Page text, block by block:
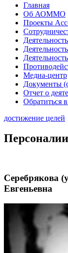
Главная
Об АОММО
Проекты
Медиа-центр
Документы
Отчет о
Обратиться
достижение целей
Серебрякова
Евгеньевна